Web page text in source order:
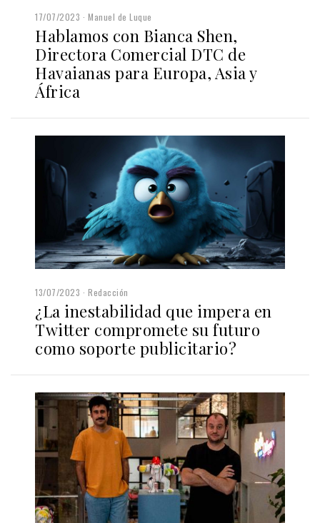
17/07/2023 Manuel de Luque
Hablamos con Bianca Shen,
Directora Comercial DTC de
Havaianas para Europa, Asia y
África
13/07/2023 Redacción
¿La inestabilidad que impera en
Twitter compromete su futuro
como soporte publicitario?